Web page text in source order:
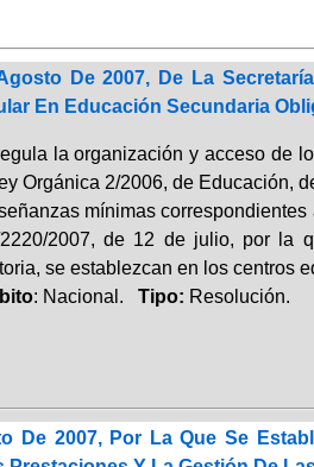
De 2007, De La
En Educación Secundaria
la organización y acceso de
Orgánica 2/2006, de Educación,
mínimas
2007, de 12 de julio, por la
se establezcan en los centros
: Nacional. Tipo: Resolución.
De 2007, Por La Que Se